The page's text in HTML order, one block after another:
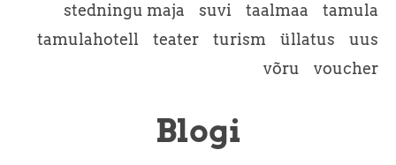
stedningu maja
suvi taalmaa
tamula
tamulahotell
teater turism üllatus
uus
võru
voucher
Blogi